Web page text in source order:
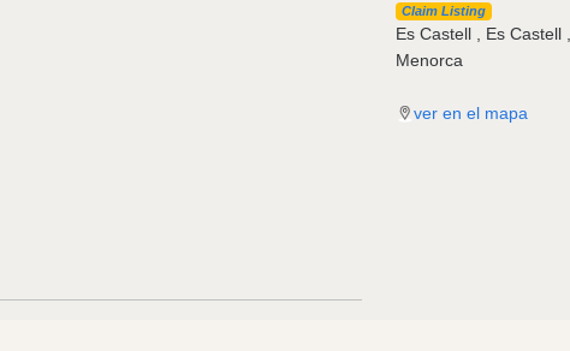
Claim Listing
Es Castell , Es Castell ,
Menorca
ver en el mapa